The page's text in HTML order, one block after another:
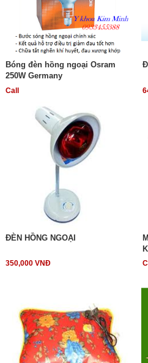
Bóng đèn hồng ngoại Osram
250W Germany
Call
ĐÈN HỒNG NGOẠI
350,000 VNĐ